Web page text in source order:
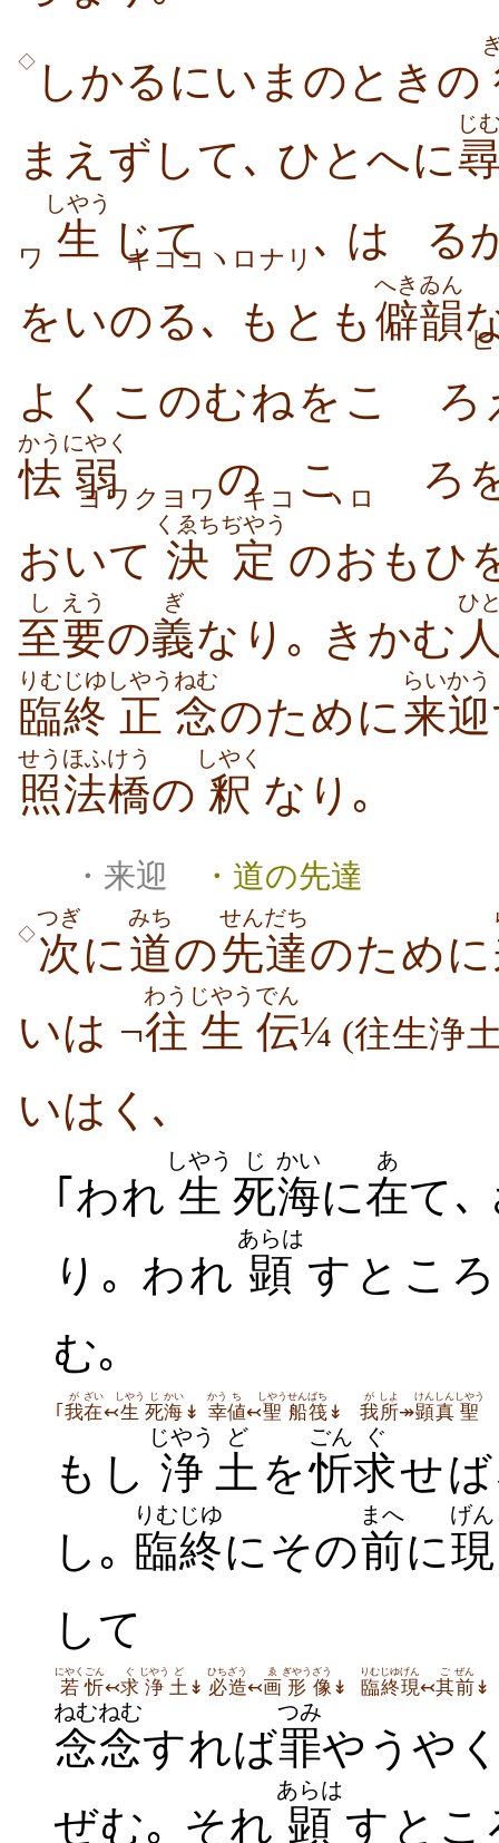
◇ しかるにいまのときの
まえずして､ ひとへに
じ
ワ 生
しやう
じて
キココヽロナリ ､ は
る
をいのる､ もとも 僻韻
へきゐん
よくこのむねをこゝ
怯
かう
弱
にやく
ヨワクヨワ のキコ こヽロ
ゝ
おいて 決定
くゑちぢやう
至
し
要
えう
の義
ぎ
なり｡ きかむ
ひ
臨終
りむじゆ
正
しやう
念
ねむ
のために来迎
らいかう
照
せう
法橋
ほふけう
の 釈
しやく
なり｡
・来迎 ・道の先達
◇ 次
つぎ
に道
みち
の先達
せんだち
のために
いは ¬往
わう
生
じやう
伝
でん
¼ (往生浄
いはく､
｢われ 生
しやう
死
じ
海
かい
に在
あ
て､
り｡ われ 顕
あらは
すとこ
む｡
｢ 我
が
在
ざい
↢生
しやう
死
じ
海
かい
↡ 幸
かう
値
ち
↢聖
しやう
船筏
せんばち
↡ 我
が
所
しよ
↠顕
けん
真
しん
聖
しやう
もし 浄
じやう
土
ど
を忻
ごん
求
ぐ
せ
し｡ 臨終
りむじゆ
にその前
まへ
に現
げん
して
若
にやく
忻
ごん
↢求
ぐ
浄
じやう
土
ど
↡ 必
ひち
造
ざう
↢画
ゑ
形
ぎやう
像
ざう
↡ 臨終
りむじゆ
現
げん
↢其
ご
前
ぜん
↡
念念
ねむねむ
すれば罪
つみ
やうや
ぜむ｡ それ 顕
あらは
すとこ